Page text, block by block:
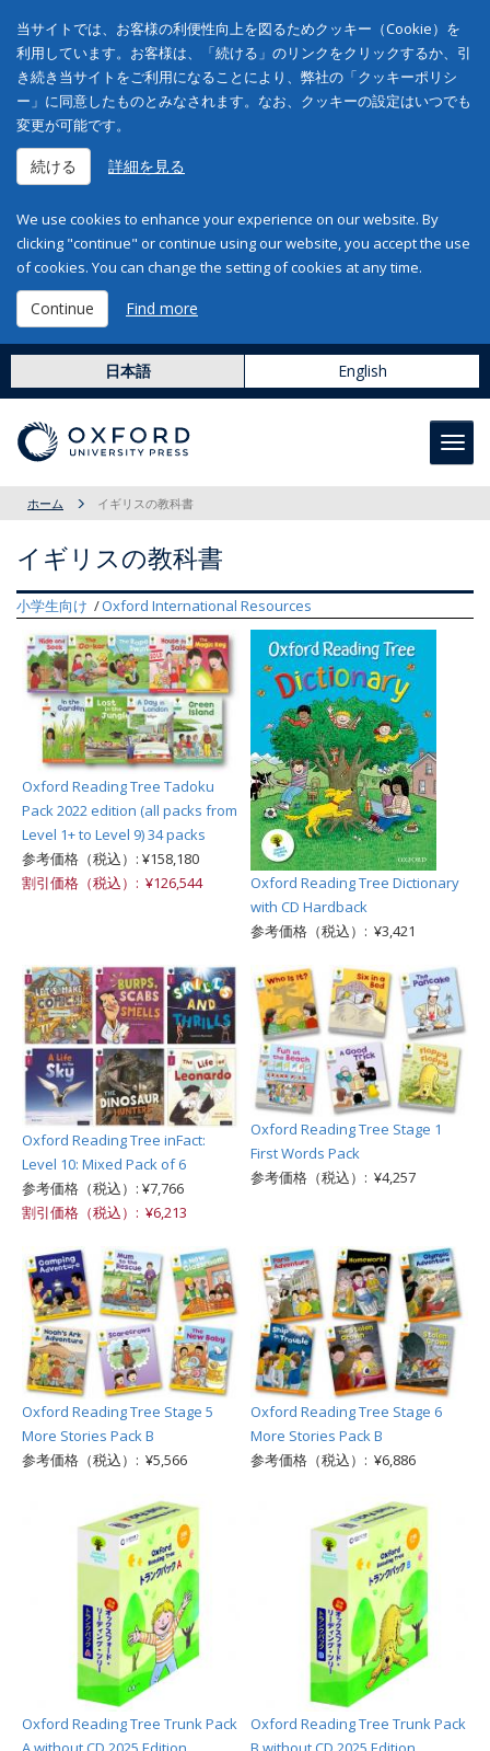
当サイトでは、お客様の利便性向上を図るためクッキー（Cookie）を
利用しています。お客様は、「続ける」のリンクをクリックするか、引
き続き当サイトをご利用になることにより、弊社の「クッキーポリシ
ー」に同意したものとみなされます。なお、クッキーの設定はいつでも
変更が可能です。
続ける 詳細を見る
We use cookies to enhance your experience on our website. By
clicking "continue" or continue using our website, you accept the use
of cookies. You can change the setting of cookies at any time.
Continue Find more
日本語 English
ホーム イギリスの教科書
イギリスの教科書
小学生向け Oxford International Resources
Oxford Reading Tree Tadoku
Pack 2022 edition (all packs from
Level 1+ to Level 9) 34 packs
参考価格（税込）: ¥158,180
割引価格（税込）: ¥126,544
Oxford Reading Tree Dictionary
with CD Hardback
参考価格（税込）: ¥3,421
Oxford Reading Tree inFact:
Level 10: Mixed Pack of 6
参考価格（税込）: ¥7,766
割引価格（税込）: ¥6,213
Oxford Reading Tree Stage 1
First Words Pack
参考価格（税込）: ¥4,257
Oxford Reading Tree Stage 5
More Stories Pack B
参考価格（税込）: ¥5,566
Oxford Reading Tree Stage 6
More Stories Pack B
参考価格（税込）: ¥6,886
Oxford Reading Tree Trunk Pack
Oxford Reading Tree Trunk Pack